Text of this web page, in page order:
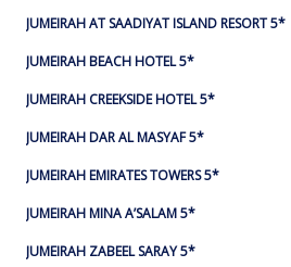
JUMEIRAH AT SAADIYAT ISLAND RESORT 5*
JUMEIRAH BEACH HOTEL 5*
JUMEIRAH CREEKSIDE HOTEL 5*
JUMEIRAH DAR AL MASYAF 5*
JUMEIRAH EMIRATES TOWERS 5*
JUMEIRAH MINA A’SALAM 5*
JUMEIRAH ZABEEL SARAY 5*